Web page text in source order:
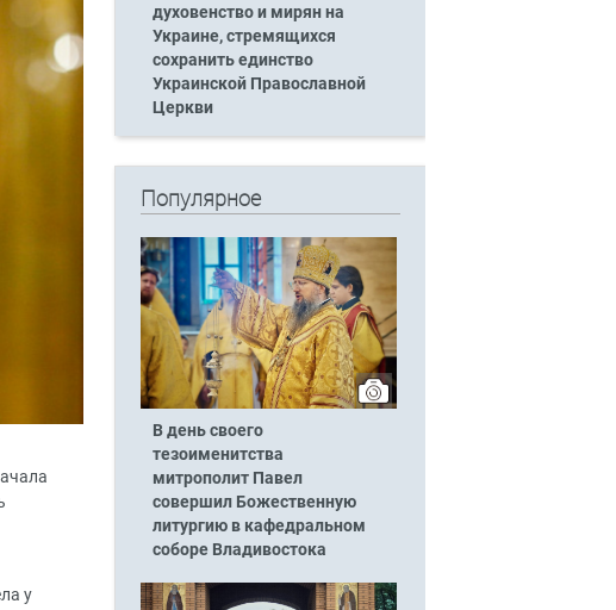
у
духовенство и мирян на
Украине, стремящихся
сохранить единство
Украинской Православной
Церкви
Популярное
В день своего
тезоименитства
митрополит Павел
совершил Божественную
литургию в кафедральном
соборе Владивостока